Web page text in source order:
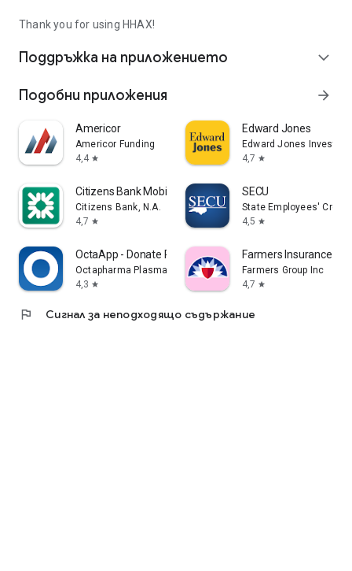
Thank you for using HHAX!
Поддръжка на приложението expand_more
Подобни приложения arrow_forward
Americor
Americor Funding
4,4 star
Edward Jones
Edward Jones
4,7 star
Citizens Bank Mobile Banking
Citizens Bank, N.A.
4,7 star
SECU
State Employees' Credit
4,5 star
OctaApp - Donate Plasma
Octapharma Plasma Inc.
4,3 star
Farmers Insurance Inc.
Farmers Group Inc
4,7 star
flag Сигнал за неподходящо съдържание